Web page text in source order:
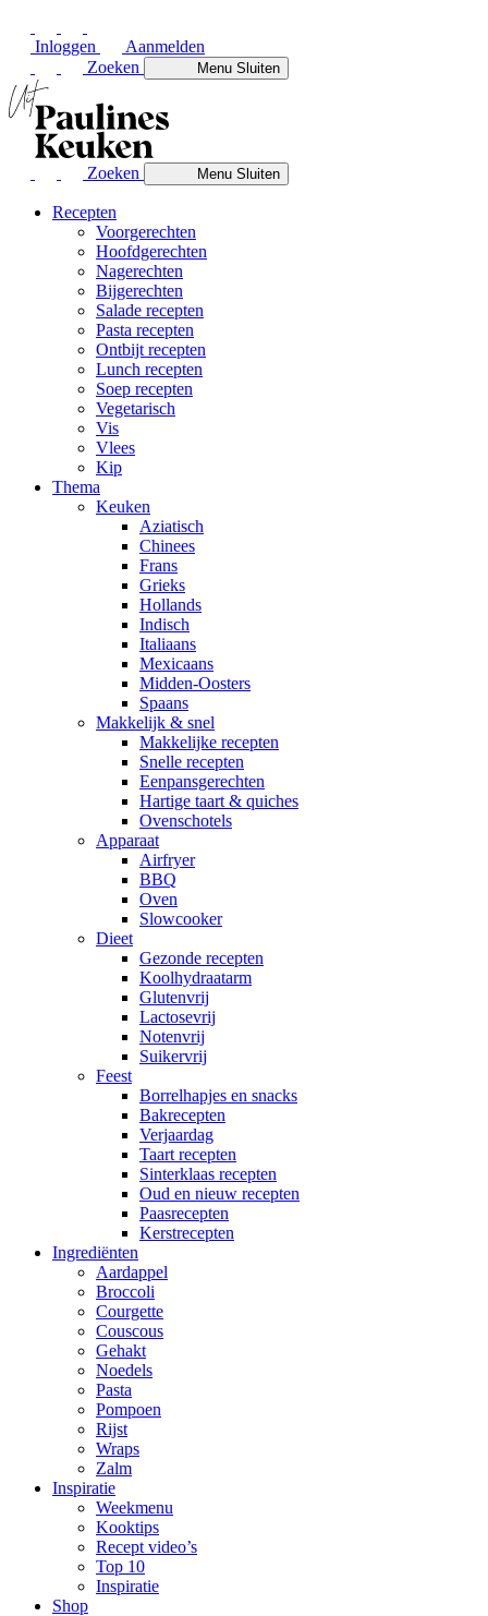
Inloggen
Aanmelden
Zoeken
MenuSluiten
Zoeken MenuSluiten
Recepten
Voorgerechten
Hoofdgerechten
Nagerechten
Bijgerechten
Salade recepten
Pasta recepten
Ontbijt recepten
Lunch recepten
Soep recepten
Vegetarisch
Vis
Vlees
Kip
Thema
Keuken
Aziatisch
Chinees
Frans
Grieks
Hollands
Indisch
Italiaans
Mexicaans
Midden-Oosters
Spaans
Makkelijk & snel
Makkelijke recepten
Snelle recepten
Eenpansgerechten
Hartige taart & quiches
Ovenschotels
Apparaat
Airfryer
BBQ
Oven
Slowcooker
Dieet
Gezonde recepten
Koolhydraatarm
Glutenvrij
Lactosevrij
Notenvrij
Suikervrij
Feest
Borrelhapjes en snacks
Bakrecepten
Verjaardag
Taart recepten
Sinterklaas recepten
Oud en nieuw recepten
Paasrecepten
Kerstrecepten
Ingrediënten
Aardappel
Broccoli
Courgette
Couscous
Gehakt
Noedels
Pasta
Pompoen
Rijst
Wraps
Zalm
Inspiratie
Weekmenu
Kooktips
Recept video’s
Top 10
Inspiratie
Shop